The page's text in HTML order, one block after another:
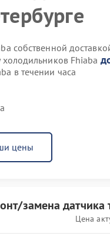
собственной
Fhiaba
в течении часа
цены
замена датчика
Цена